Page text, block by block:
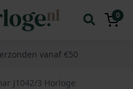
0
vanaf €50
J1042/3 Horloge